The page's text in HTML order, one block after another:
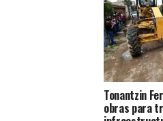
Tonantzin
obras para